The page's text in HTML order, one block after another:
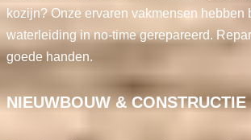
kozijn? Onze ervaren vakmensen hebben
waterleiding in no-time gerepareerd.
goede handen.
NIEUWBOUW & CONSTRUCTIE